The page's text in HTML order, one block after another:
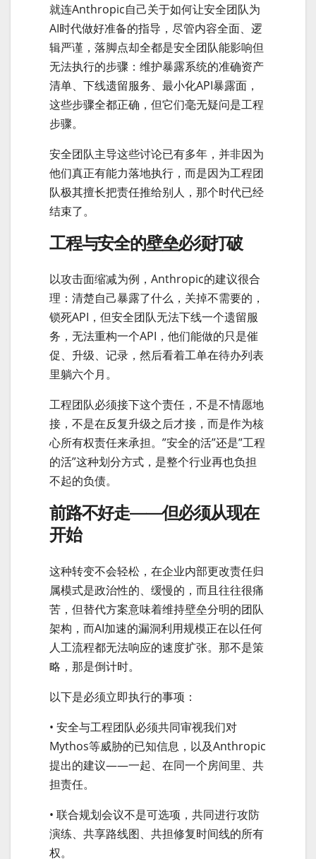
就连Anthropic自己关于如何让安全团队为
AI时代做好准备的指导，尽管内容全面、逻
辑严谨，落脚点却全都是安全团队能影响但
无法执行的步骤：维护暴露系统的准确资产
清单、下线遗留服务、最小化API暴露面，
这些步骤全都正确，但它们毫无疑问是工程
步骤。
安全团队主导这些讨论已有多年，并非因为
他们真正有能力落地执行，而是因为工程团
队极其擅长把责任推给别人，那个时代已经
结束了。
工程与安全的壁垒必须打破
以攻击面缩减为例，Anthropic的建议很合
理：清楚自己暴露了什么，关掉不需要的，
锁死API，但安全团队无法下线一个遗留服
务，无法重构一个API，他们能做的只是催
促、升级、记录，然后看着工单在待办列表
里躺六个月。
工程团队必须接下这个责任，不是不情愿地
接，不是在反复升级之后才接，而是作为核
心所有权责任来承担。”安全的活”还是”工程
的活”这种划分方式，是整个行业再也负担
不起的负债。
前路不好走——但必须从现在
开始
这种转变不会轻松，在企业内部更改责任归
属模式是政治性的、缓慢的，而且往往很痛
苦，但替代方案意味着维持壁垒分明的团队
架构，而AI加速的漏洞利用规模正在以任何
人工流程都无法响应的速度扩张。那不是策
略，那是倒计时。
以下是必须立即执行的事项：
• 安全与工程团队必须共同审视我们对
Mythos等威胁的已知信息，以及Anthropic
提出的建议——一起、在同一个房间里、共
担责任。
• 联合规划会议不是可选项，共同进行攻防
演练、共享路线图、共担修复时间线的所有
权。